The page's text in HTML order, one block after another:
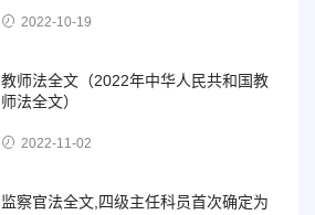
2022-10-19
教师法全文（2022年中华人民共和国教
师法全文）
2022-11-02
监察官法全文,四级主任科员首次确定为